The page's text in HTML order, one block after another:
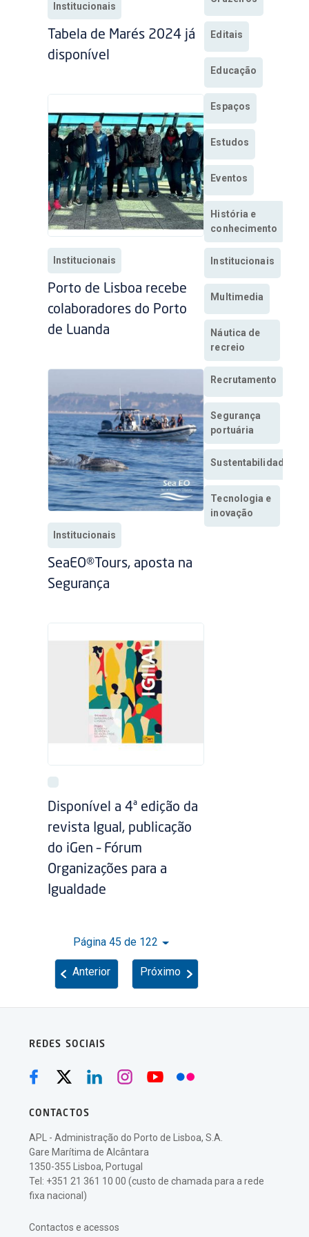
Institucionais
Tabela de Marés 2024 já
disponível
Institucionais
Porto de Lisboa recebe
colaboradores do Porto
de Luanda
Institucionais
SeaEO®Tours, aposta na
Segurança
Disponível a 4ª edição da
revista Igual, publicação
do iGen – Fórum
Organizações para a
Igualdade
Página 45 de 122
Anterior Próximo
Editais
Educação
Espaços
Estudos
Eventos
História e
conhecimento
Institucionais
Multimedia
Náutica de
recreio
Recrutamento
Segurança
portuária
Sustentabilidade
Tecnologia e
inovação
REDES SOCIAIS
CONTACTOS
APL - Administração do Porto de Lisboa, S.A.
Gare Marítima de Alcântara
1350-355 Lisboa, Portugal
Tel: +351 21 361 10 00 (custo de chamada para a rede
fixa nacional)
Contactos e acessos